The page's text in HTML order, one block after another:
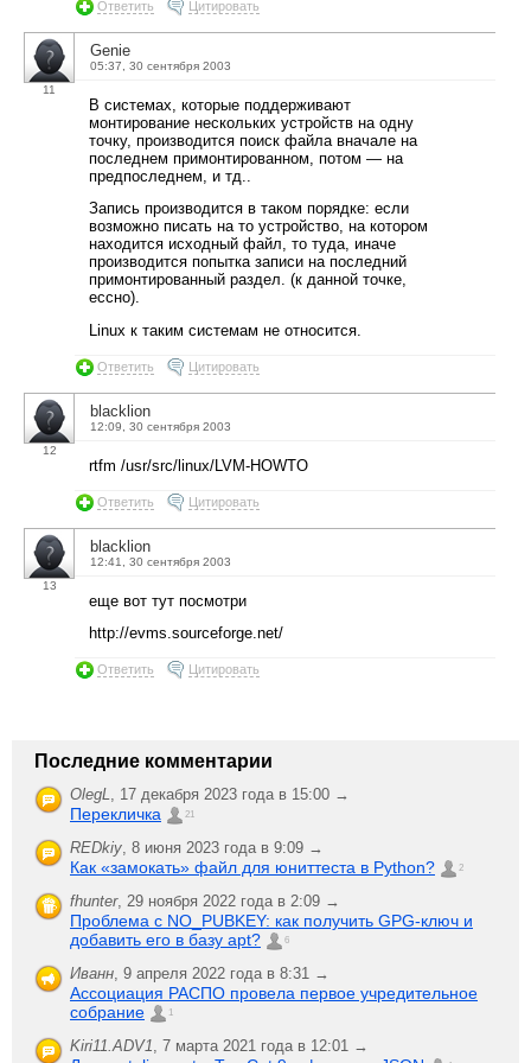
Ответить Цитировать
11
Genie
05:37, 30 сентября 2003
В системах, которые поддерживают
монтирование нескольких устройств на одну
точку, производится поиск файла вначале на
последнем примонтированном, потом — на
предпоследнем, и тд..
Запись производится в таком порядке: если
возможно писать на то устройство, на котором
находится исходный файл, то туда, иначе
производится попытка записи на последний
примонтированный раздел. (к данной точке,
ессно).
Linux к таким системам не относится.
Ответить Цитировать
12
blacklion
12:09, 30 сентября 2003
rtfm /usr/src/linux/LVM-HOWTO
Ответить Цитировать
13
blacklion
12:41, 30 сентября 2003
еще вот тут посмотри
http://evms.sourceforge.net/
Ответить Цитировать
Последние комментарии
OlegL, 17 декабря 2023 года в 15:00 →
Перекличка 21
REDkiy, 8 июня 2023 года в 9:09 →
Как «замокать» файл для юниттеста в Python? 2
fhunter, 29 ноября 2022 года в 2:09 →
Проблема с NO_PUBKEY: как получить GPG-ключ и
добавить его в базу apt?
6
Иванн, 9 апреля 2022 года в 8:31 →
Ассоциация РАСПО провела первое учредительное
собрание
1
Kiri11.ADV1, 7 марта 2021 года в 12:01 →